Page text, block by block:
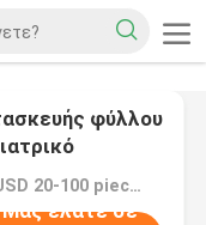
φύλλου
Τιμή：USD 20-100 pieces,negotiable
Μας ελάτε σε